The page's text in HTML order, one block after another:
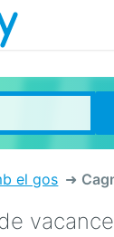
el gos